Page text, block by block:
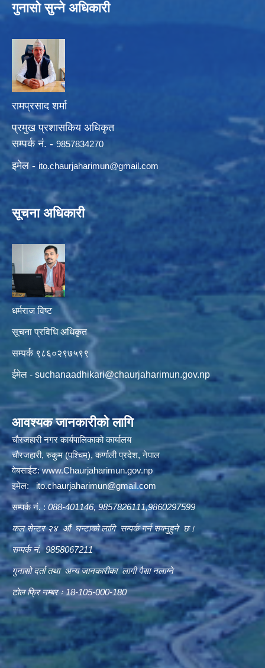
गुनासो सुन्ने अधिकारी
रामप्रसाद शर्मा
प्रमुख प्रशासकिय अधिकृत
सम्पर्क नं. - 9857834270
इमेल - ito.chaurjaharimun@gmail.com
सूचना अधिकारी
धर्मराज विष्ट
सूचना प्रविधि अधिकृत
सम्पर्क ९८६०२९७५९९
ईमेल - suchanaadhikari@chaurjaharimun.gov.np
आवश्यक जानकारीको लागि
चौरजहारी नगर कार्यपालिकाको कार्यालय
चौरजहारी, रुकुम (पश्चिम), कर्णाली प्रदेश, नेपाल
वेबसाईट:www.Chaurjaharimun.gov.np
इमेल:ito.chaurjaharimun@gmail.com
सम्पर्क नं. : 088-401146, 9857826111,9860297599
कल सेन्टर २४ औं घन्टाको लागि सम्पर्क गर्न सक्नुहुने छ।
सम्पर्क नं. 9858067211
गुनासो दर्ता तथा अन्य जानकारीका लागी पैसा नलाग्ने
टोल फ्रि नम्बर ः 18-105-000-180